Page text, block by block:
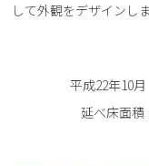
して外観をデザインし
平成22年10月
延べ床面積